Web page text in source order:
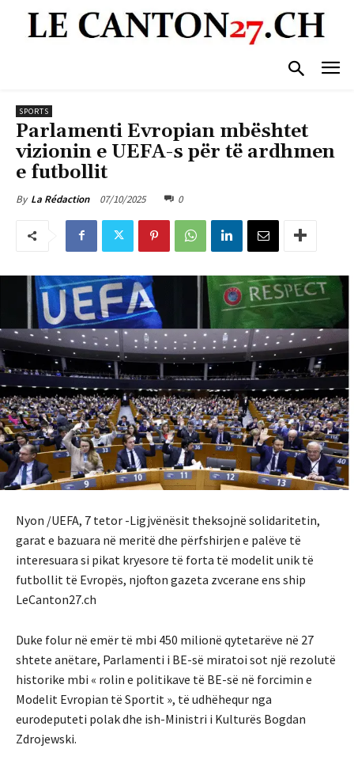
SPORTS
Parlamenti Evropian mbështet
vizionin e UEFA-s për të ardhmen
e futbollit
By La Rédaction 07/10/2025 0
Nyon /UEFA, 7 tetor -Ligjvënësit theksojnë solidaritetin,
garat e bazuara në meritë dhe përfshirjen e palëve të
interesuara si pikat kryesore të forta të modelit unik të
futbollit të Evropës, njofton gazeta zvcerane ens ship
LeCanton27.ch
Duke folur në emër të mbi 450 milionë qytetarëve në 27
shtete anëtare, Parlamenti i BE-së miratoi sot një rezolutë
historike mbi « rolin e politikave të BE-së në forcimin e
Modelit Evropian të Sportit », të udhëhequr nga
eurodeputeti polak dhe ish-Ministri i Kulturës Bogdan
Zdrojewski.